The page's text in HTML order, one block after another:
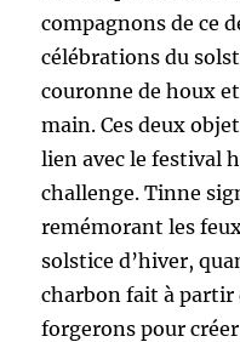
compagnons de ce
célébrations du
couronne de houx
main. Ces deux
lien avec le festival
challenge. Tinne
remémorant les
solstice d’hiver,
charbon fait à
forgerons pour